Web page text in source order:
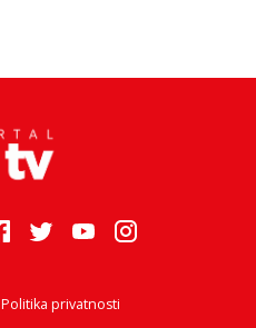
Politika privatnosti